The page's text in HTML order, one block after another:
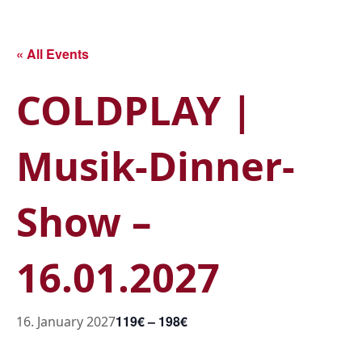
main
« All Events
COLDPLAY |
Musik-Dinner-
Show –
16.01.2027
16. January 2027119€ – 198€